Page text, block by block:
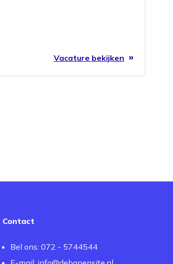
Vacature bekijken
Contact
Bel ons: 072 - 5744544